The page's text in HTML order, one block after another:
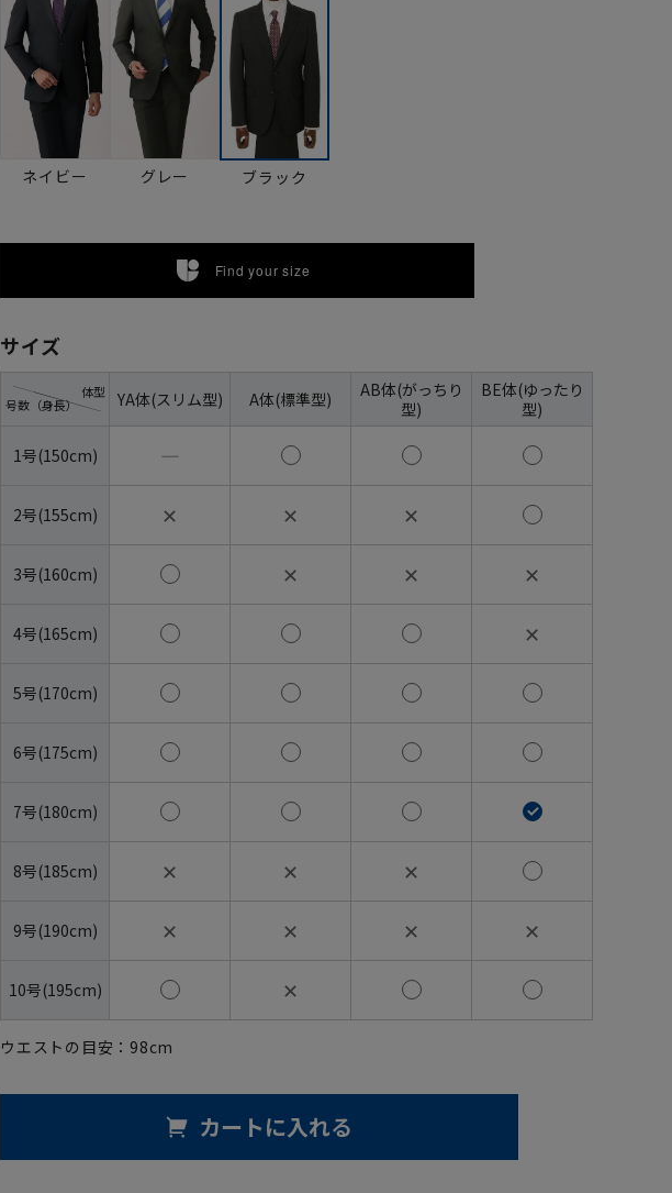
ネイビー グレー ブラック
Find your size
サイズ
号数（身長）
体型 YA体(スリム型) A体(標準型)
AB体(がっちり
型)
BE体(ゆったり
型)
1号(150cm) ―
2号(155cm) ✕ ✕ ✕
3号(160cm) ✕ ✕ ✕
4号(165cm) ✕
5号(170cm)
6号(175cm)
7号(180cm)
8号(185cm) ✕ ✕ ✕
9号(190cm) ✕ ✕ ✕ ✕
10号(195cm) ✕
ウエストの目安： 98cm
カートに入れる